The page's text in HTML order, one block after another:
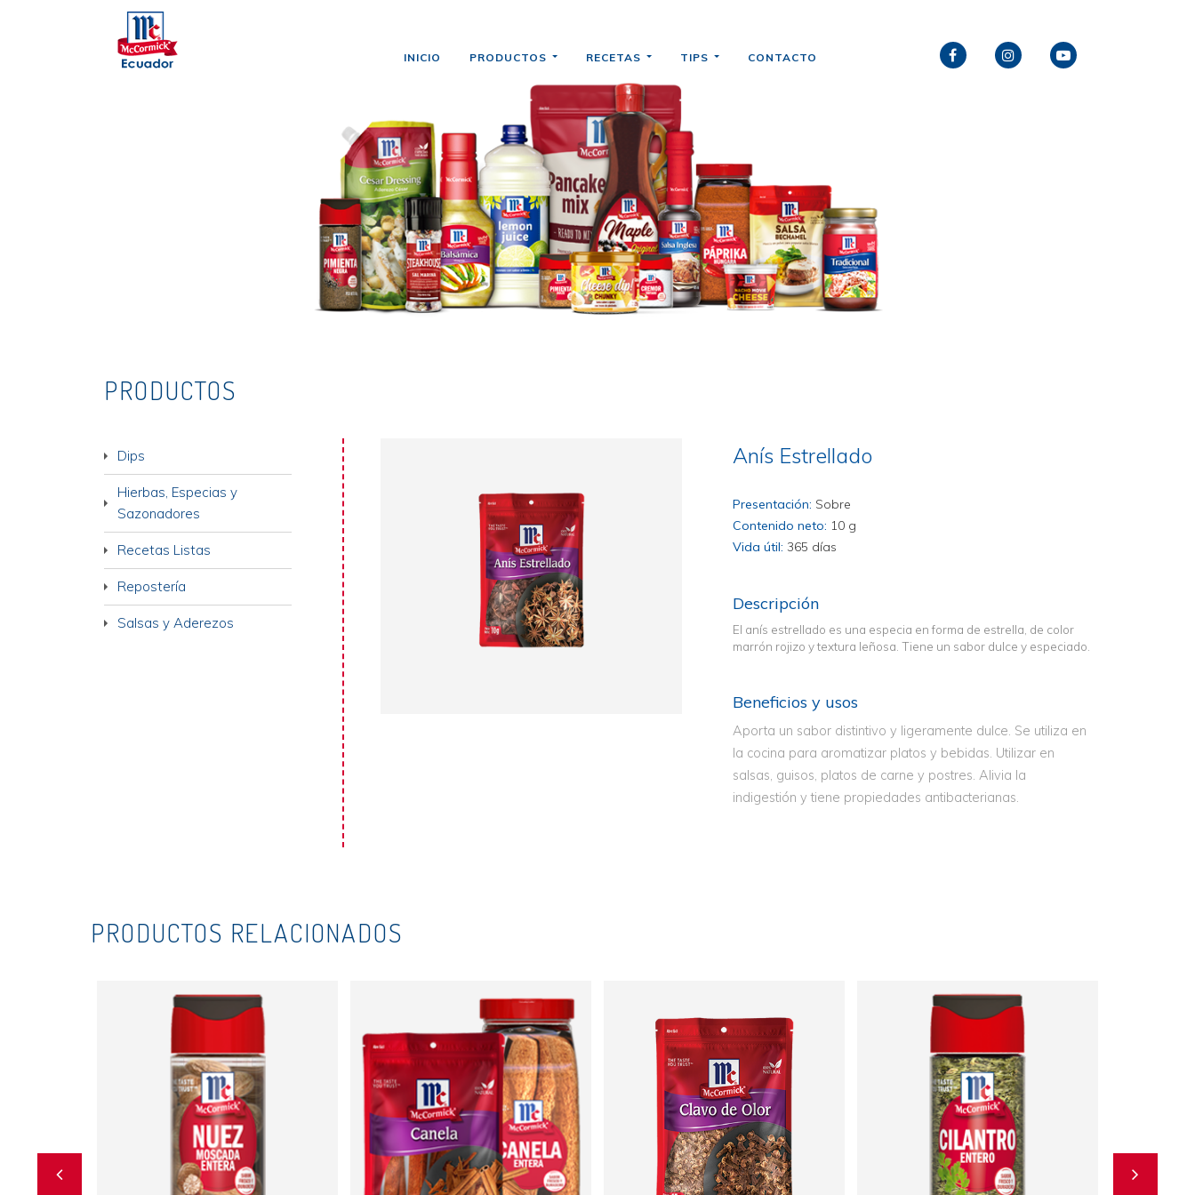
Skip to main content
INICIO PRODUCTOS RECETAS TIPS
CONTACTO
FACEBOOKINSTAGRAMINSTAGRAM
PRODUCTOS
Dips
Hierbas, Especias y
Sazonadores
Recetas Listas
Repostería
Salsas y Aderezos
Anís Estrellado
Presentación: Sobre
Contenido neto: 10 g
Vida útil: 365 días
Descripción
El anís estrellado es una especia en forma de estrella, de color
marrón rojizo y textura leñosa. Tiene un sabor dulce y especiado.
Beneficios y usos
Aporta un sabor distintivo y ligeramente dulce. Se utiliza en
la cocina para aromatizar platos y bebidas. Utilizar en
salsas, guisos, platos de carne y postres. Alivia la
indigestión y tiene propiedades antibacterianas.
PRODUCTOS RELACIONADOS